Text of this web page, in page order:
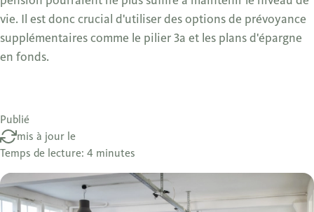
vie. Il est donc crucial d'utiliser des options de prévoyance
supplémentaires comme le pilier 3a et les plans d'épargne
en fonds.
Publié
mis à jour le
Temps de lecture: 4 minutes